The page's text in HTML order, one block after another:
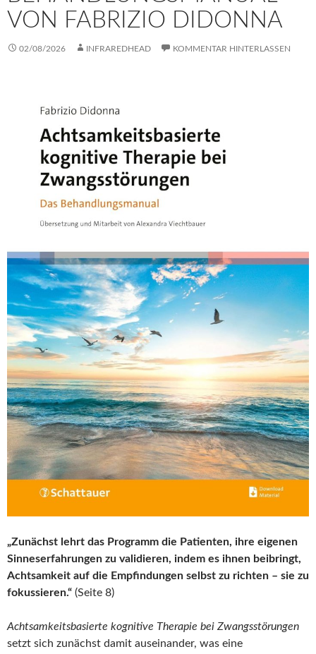
VON FABRIZIO DIDONNA
02/08/2026 INFRAREDHEAD KOMMENTAR HINTERLASSEN
„Zunächst lehrt das Programm die Patienten, ihre eigenen
Sinneserfahrungen zu validieren, indem es ihnen beibringt,
Achtsamkeit auf die Empfindungen selbst zu richten – sie zu
fokussieren.“ (Seite 8)
Achtsamkeitsbasierte kognitive Therapie bei Zwangsstörungen
setzt sich zunächst damit auseinander, was eine